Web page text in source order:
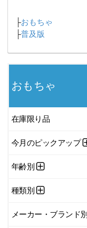
├おもちゃ
├普及版
おもちゃ
在庫限り品
今月のピックアップ
年齢別
種類別
メーカー・ブランド別